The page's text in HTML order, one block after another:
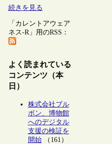
続きを見る
「カレントアウェア
ネス-R」用のRSS：
よく読まれている
コンテンツ（本
日）
株式会社ブル
ボン、博物館
へのデジタル
支援の検証を
開始（161）